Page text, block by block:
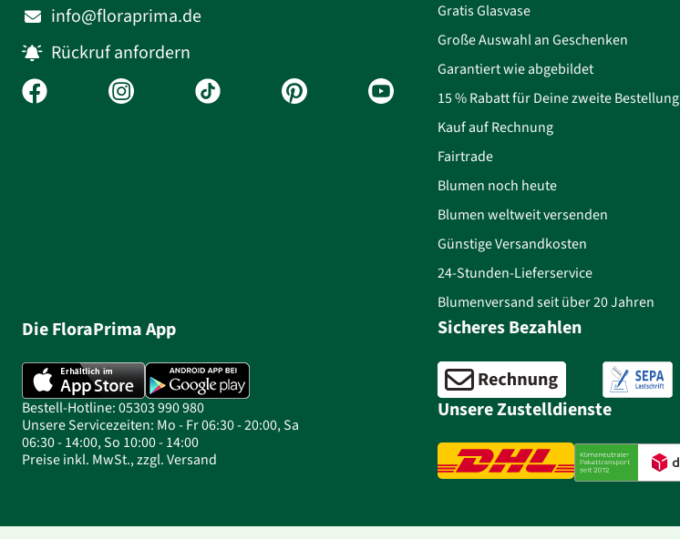
info@floraprima.de
Rückruf anfordern
Die FloraPrima App
Bestell-Hotline: 05303 990 980
Unsere Servicezeiten: Mo - Fr 06:30 - 20:00, Sa
06:30 - 14:00, So 10:00 - 14:00
Preise inkl. MwSt., zzgl. Versand
Gratis Glasvase
Große Auswahl an Geschenken
Garantiert wie abgebildet
15 % Rabatt für Deine zweite Bestellung
Kauf auf Rechnung
Fairtrade
Blumen noch heute
Blumen weltweit versenden
Günstige Versandkosten
24-Stunden-Lieferservice
Blumenversand seit über 20 Jahren
Sicheres Bezahlen
Unsere Zustelldienste